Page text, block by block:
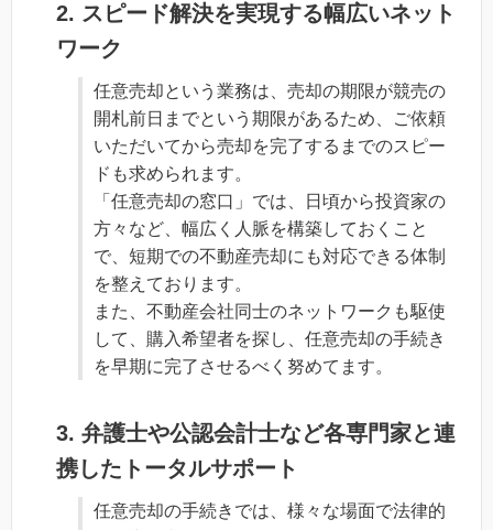
2. スピード解決を実現する幅広いネット
ワーク
任意売却という業務は、売却の期限が競売の
開札前日までという期限があるため、ご依頼
いただいてから売却を完了するまでのスピー
ドも求められます。
「任意売却の窓口」では、日頃から投資家の
方々など、幅広く人脈を構築しておくこと
で、短期での不動産売却にも対応できる体制
を整えております。
また、不動産会社同士のネットワークも駆使
して、購入希望者を探し、任意売却の手続き
を早期に完了させるべく努めてます。
3. 弁護士や公認会計士など各専門家と連
携したトータルサポート
任意売却の手続きでは、様々な場面で法律的